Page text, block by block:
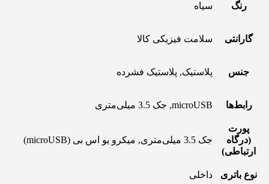
رنگ سیاه
گارانتی سلامت فیزیکی کالا
جنس پلاستیک, پلاستیک فشرده
رابط‌ها microUSB, جک 3.5 میلی‌متری
پورت
(درگاه
ارتباطی)
جک 3.5 میلی‌متری, میکرو یو اس بی (microUSB)
نوع باتری داخلی